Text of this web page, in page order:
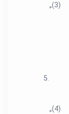
„(3)
5.
„(4)